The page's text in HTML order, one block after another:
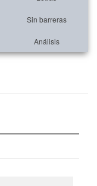
Sin barreras
Análisis